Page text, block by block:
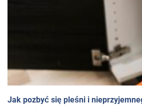
Jak pozbyć się pleśni i